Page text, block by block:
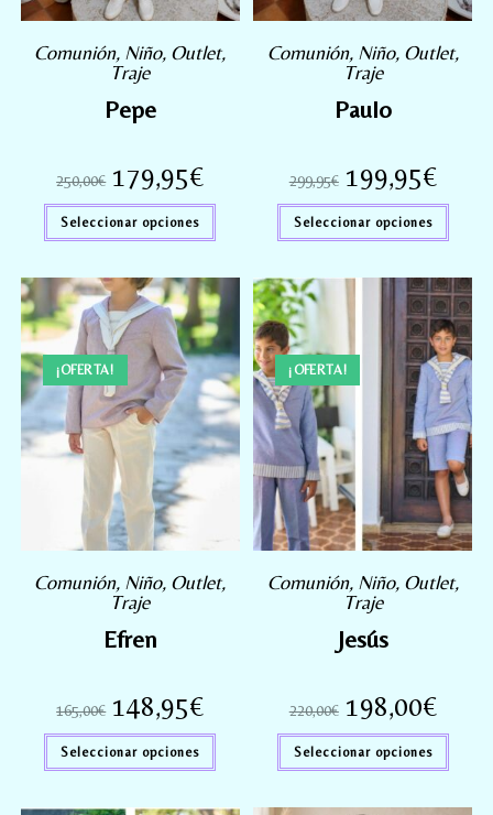
Comunión, Niño, Outlet,
Traje
Pepe
250,00€ 179,95€
Seleccionar opciones
Comunión, Niño, Outlet,
Traje
Paulo
299,95€ 199,95€
Seleccionar opciones
¡OFERTA!
Comunión, Niño, Outlet,
Traje
Efren
165,00€ 148,95€
Seleccionar opciones
¡OFERTA!
Comunión, Niño, Outlet,
Traje
Jesús
220,00€ 198,00€
Seleccionar opciones